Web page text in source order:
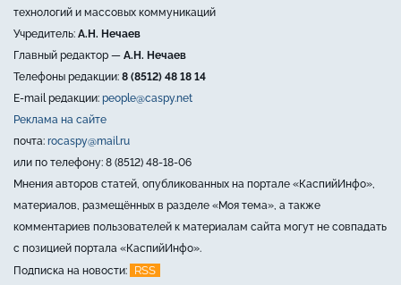
технологий и массовых коммуникаций
Учредитель: А.Н. Нечаев
Главный редактор — А.Н. Нечаев
Телефоны редакции: 8 (8512) 48 18 14
E-mail редакции: people@caspy.net
Реклама на сайте
почта: rocaspy@mail.ru
или по телефону: 8 (8512) 48-18-06
Мнения авторов статей, опубликованных на портале «КаспийИнфо»,
материалов, размещённых в разделе «Моя тема», а также
комментариев пользователей к материалам сайта могут не совпадать
с позицией портала «КаспийИнфо».
Подписка на новости:
RSS